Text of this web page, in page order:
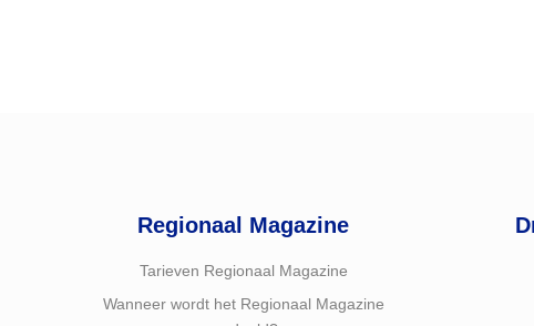
Regionaal Magazine
Tarieven Regionaal Magazine
Wanneer wordt het Regionaal Magazine